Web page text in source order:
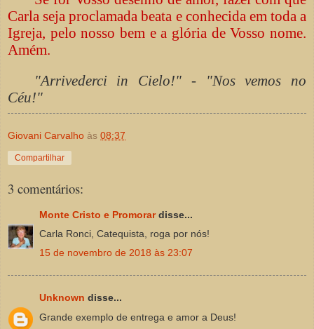
Carla seja proclamada beata e conhecida em toda a
Igreja, pelo nosso bem e a glória de Vosso nome.
Amém.
"Arrivederci in Cielo!" - "Nos vemos no
Céu!"
Giovani Carvalho às 08:37
Compartilhar
3 comentários:
Monte Cristo e Promorardisse...
Carla Ronci, Catequista, roga por nós!
15 de novembro de 2018 às 23:07
Unknown disse...
Grande exemplo de entrega e amor a Deus!